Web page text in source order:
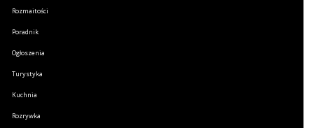
Rozmaitości
Poradnik
Ogłoszenia
Turystyka
Kuchnia
Rozrywka